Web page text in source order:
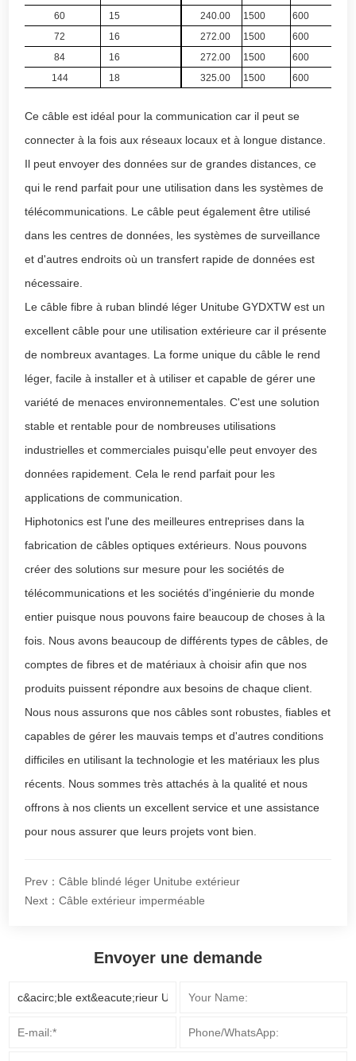
60
15 240.00 1500 600
72
16 272.00 1500 600
84
16 272.00 1500 600
144
18 325.00 1500 600
Ce câble est idéal pour la communication car il peut se
connecter à la fois aux réseaux locaux et à longue distance.
Il peut envoyer des données sur de grandes distances, ce
qui le rend parfait pour une utilisation dans les systèmes de
télécommunications. Le câble peut également être utilisé
dans les centres de données, les systèmes de surveillance
et d'autres endroits où un transfert rapide de données est
nécessaire.
Le câble fibre à ruban blindé léger Unitube GYDXTW est un
excellent câble pour une utilisation extérieure car il présente
de nombreux avantages. La forme unique du câble le rend
léger, facile à installer et à utiliser et capable de gérer une
variété de menaces environnementales. C'est une solution
stable et rentable pour de nombreuses utilisations
industrielles et commerciales puisqu'elle peut envoyer des
données rapidement. Cela le rend parfait pour les
applications de communication.
Hiphotonics est l'une des meilleures entreprises dans la
fabrication de câbles optiques extérieurs. Nous pouvons
créer des solutions sur mesure pour les sociétés de
télécommunications et les sociétés d'ingénierie du monde
entier puisque nous pouvons faire beaucoup de choses à la
fois. Nous avons beaucoup de différents types de câbles, de
comptes de fibres et de matériaux à choisir afin que nos
produits puissent répondre aux besoins de chaque client.
Nous nous assurons que nos câbles sont robustes, fiables et
capables de gérer les mauvais temps et d'autres conditions
difficiles en utilisant la technologie et les matériaux les plus
récents. Nous sommes très attachés à la qualité et nous
offrons à nos clients un excellent service et une assistance
pour nous assurer que leurs projets vont bien.
Prev：Câble blindé léger Unitube extérieur
Next：Câble extérieur imperméable
Envoyer une demande